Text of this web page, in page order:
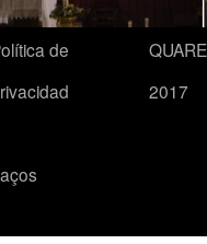
de
2017